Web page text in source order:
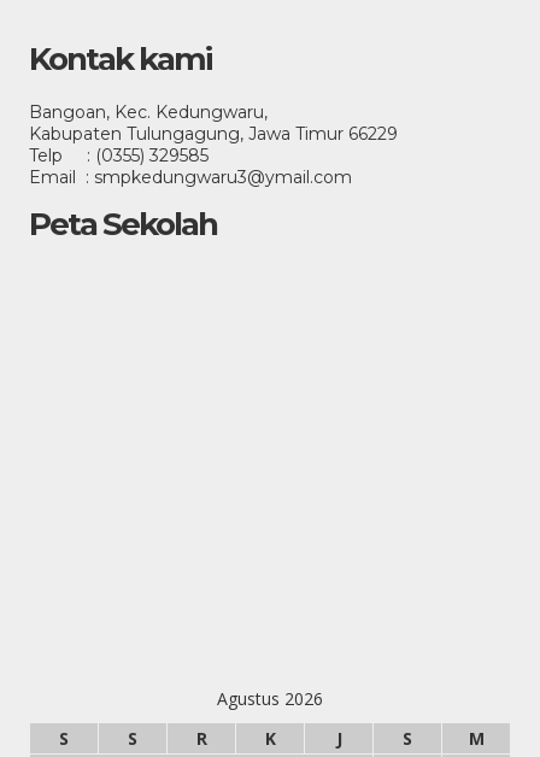
Kontak kami
Bangoan, Kec. Kedungwaru,
Kabupaten Tulungagung, Jawa Timur 66229
Telp : (0355) 329585
Email : smpkedungwaru3@ymail.com
Peta Sekolah
Agustus 2026
S
S R K J S M